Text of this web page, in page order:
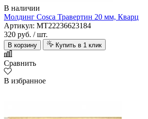
В наличии
Молдинг Cosca Травертин 20 мм, Кварц
Артикул: MT22236623184
320 руб. / шт.
В корзину Купить в 1 клик
Сравнить
В избранное